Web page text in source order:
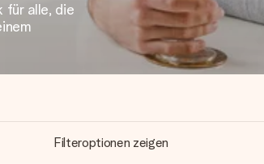
(Gesamtergebnis aller Länder, in die wir
für alle, die
Filteroptionen zeigen